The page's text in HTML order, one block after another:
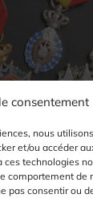
consentement
nous
et/ou accéder
technologies
comportement de
pas consentir ou